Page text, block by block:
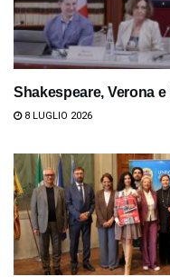
Shakespeare, Verona
8 LUGLIO 2026